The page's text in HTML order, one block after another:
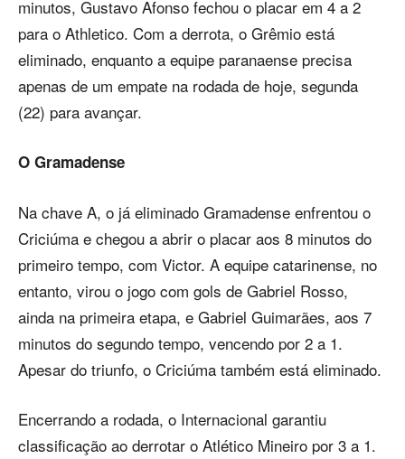
minutos, Gustavo Afonso fechou o placar em 4 a 2
para o Athletico. Com a derrota, o Grêmio está
eliminado, enquanto a equipe paranaense precisa
apenas de um empate na rodada de hoje, segunda
(22) para avançar.
O Gramadense
Na chave A, o já eliminado Gramadense enfrentou o
Criciúma e chegou a abrir o placar aos 8 minutos do
primeiro tempo, com Victor. A equipe catarinense, no
entanto, virou o jogo com gols de Gabriel Rosso,
ainda na primeira etapa, e Gabriel Guimarães, aos 7
minutos do segundo tempo, vencendo por 2 a 1.
Apesar do triunfo, o Criciúma também está eliminado.
Encerrando a rodada, o Internacional garantiu
classificação ao derrotar o Atlético Mineiro por 3 a 1.